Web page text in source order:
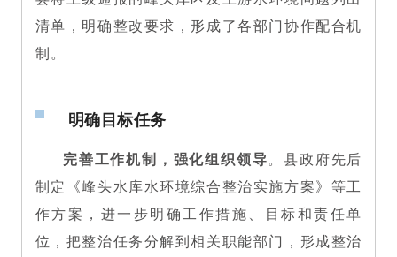
清单，明确整改要求，形成了各部门协作配合机
制。
明确目标任务
完善工作机制，强化组织领导。县政府先后
制定《峰头水库水环境综合整治实施方案》等工
作方案，进一步明确工作措施、目标和责任单
位，把整治任务分解到相关职能部门，形成整治